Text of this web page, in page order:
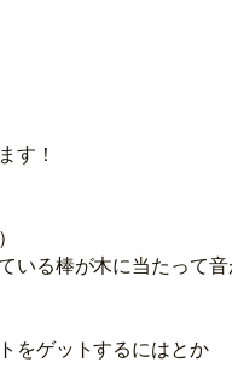
す！
いる棒が木に当たって
をゲットするにはとか